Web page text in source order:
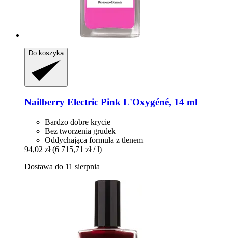
Do koszyka
Nailberry Electric Pink L'Oxygéné, 14 ml
Bardzo dobre krycie
Bez tworzenia grudek
Oddychająca formuła z tlenem
94,02 zł (6 715,71 zł / l)
Dostawa do 11 sierpnia